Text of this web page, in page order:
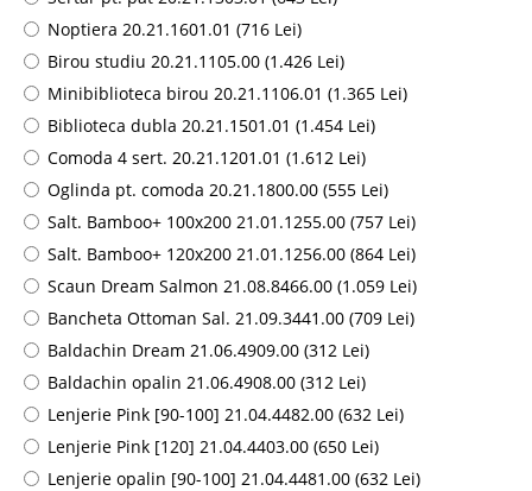
Noptiera 20.21.1601.01 (716 Lei)
Birou studiu 20.21.1105.00 (1.426 Lei)
Minibiblioteca birou 20.21.1106.01 (1.365 Lei)
Biblioteca dubla 20.21.1501.01 (1.454 Lei)
Comoda 4 sert. 20.21.1201.01 (1.612 Lei)
Oglinda pt. comoda 20.21.1800.00 (555 Lei)
Salt. Bamboo+ 100x200 21.01.1255.00 (757 Lei)
Salt. Bamboo+ 120x200 21.01.1256.00 (864 Lei)
Scaun Dream Salmon 21.08.8466.00 (1.059 Lei)
Bancheta Ottoman Sal. 21.09.3441.00 (709 Lei)
Baldachin Dream 21.06.4909.00 (312 Lei)
Baldachin opalin 21.06.4908.00 (312 Lei)
Lenjerie Pink [90-100] 21.04.4482.00 (632 Lei)
Lenjerie Pink [120] 21.04.4403.00 (650 Lei)
Lenjerie opalin [90-100] 21.04.4481.00 (632 Lei)